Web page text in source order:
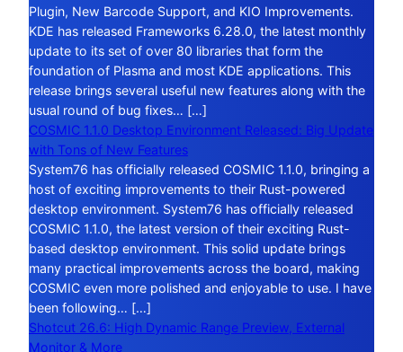
Plugin, New Barcode Support, and KIO Improvements.
KDE has released Frameworks 6.28.0, the latest monthly
update to its set of over 80 libraries that form the
foundation of Plasma and most KDE applications. This
release brings several useful new features along with the
usual round of bug fixes… […]
COSMIC 1.1.0 Desktop Environment Released: Big Update
with Tons of New Features
System76 has officially released COSMIC 1.1.0, bringing a
host of exciting improvements to their Rust-powered
desktop environment. System76 has officially released
COSMIC 1.1.0, the latest version of their exciting Rust-
based desktop environment. This solid update brings
many practical improvements across the board, making
COSMIC even more polished and enjoyable to use. I have
been following… […]
Shotcut 26.6: High Dynamic Range Preview, External
Monitor & More